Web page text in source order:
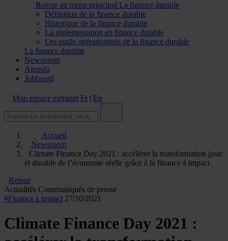
Retour au menu principal La finance durable
Définition de la finance durable
Historique de la finance durable
La réglementation en finance durable
Les outils opérationnels de la finance durable
La finance durable
Newsroom
Agenda
Jobboard
Mon espace extranet Fr | En
Accueil
Newsroom
Climate Finance Day 2021 : accélérer la transformation juste
et durable de l’économie réelle grâce à la finance à impact
Retour
Actualités Communiqués de presse
#Finance à impact 27/10/2021
Climate Finance Day 2021 :